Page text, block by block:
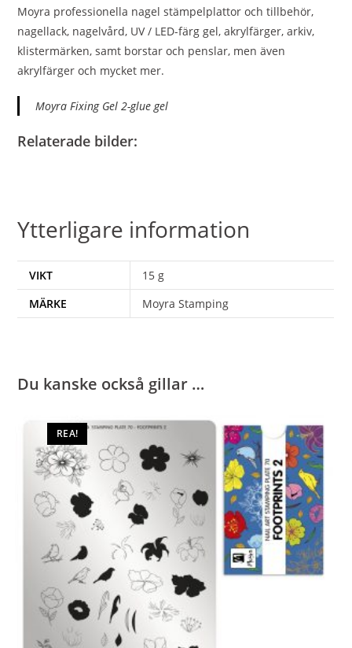
Moyra professionella nagel stämpelplattor och tillbehör,
nagellack, nagelvård, UV / LED-färg gel, akrylfärger, arkiv,
klistermärken, samt borstar och penslar, men även
akrylfärger och mycket mer.
Moyra Fixing Gel 2-glue gel
Relaterade bilder:
Ytterligare information
VIKT
15 g
MÄRKE
Moyra Stamping
Du kanske också gillar …
REA!